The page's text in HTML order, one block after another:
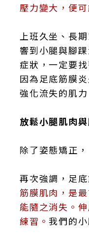
壓力變大，便
上班久坐、長
響到小腿與腳
症狀，一定要
因為足底筋膜
強化流失的肌
放鬆小腿肌肉
除了姿態矯正
再次強調，足
筋膜肌肉，是
能隨之消失。
練習。我們的